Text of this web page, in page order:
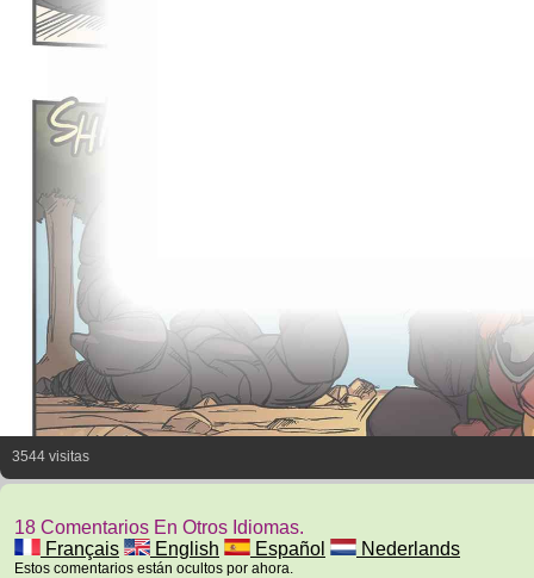
3544 visitas
18 Comentarios En Otros Idiomas.
Français
English Español Nederlands
Estos comentarios están ocultos por ahora.